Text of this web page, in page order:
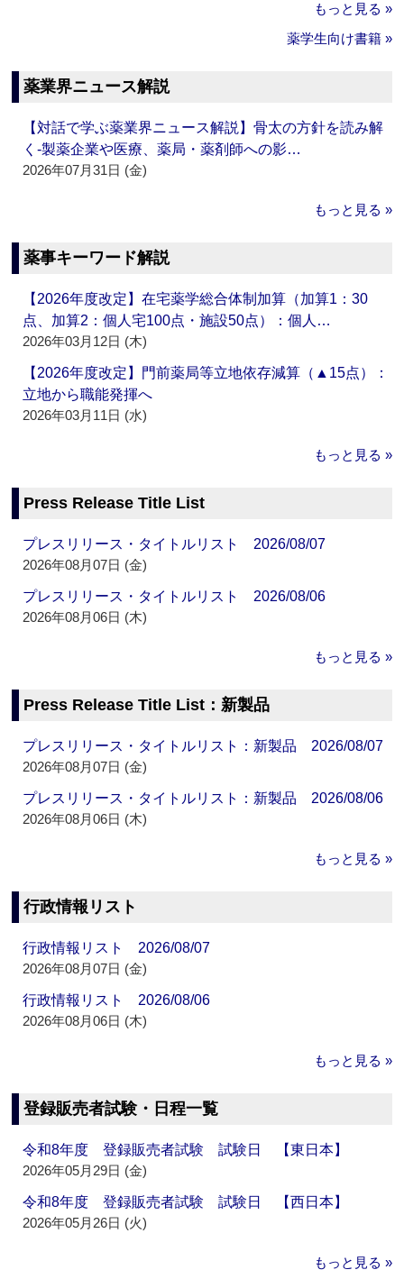
もっと見る »
薬学生向け書籍 »
薬業界ニュース解説
【対話で学ぶ薬業界ニュース解説】骨太の方針を読み解
く‐製薬企業や医療、薬局・薬剤師への影…
2026年07月31日 (金)
もっと見る »
薬事キーワード解説
【2026年度改定】在宅薬学総合体制加算（加算1：30
点、加算2：個人宅100点・施設50点）：個人…
2026年03月12日 (木)
【2026年度改定】門前薬局等立地依存減算（▲15点）：
立地から職能発揮へ
2026年03月11日 (水)
もっと見る »
Press Release Title List
プレスリリース・タイトルリスト 2026/08/07
2026年08月07日 (金)
プレスリリース・タイトルリスト 2026/08/06
2026年08月06日 (木)
もっと見る »
Press Release Title List：新製品
プレスリリース・タイトルリスト：新製品 2026/08/07
2026年08月07日 (金)
プレスリリース・タイトルリスト：新製品 2026/08/06
2026年08月06日 (木)
もっと見る »
行政情報リスト
行政情報リスト 2026/08/07
2026年08月07日 (金)
行政情報リスト 2026/08/06
2026年08月06日 (木)
もっと見る »
登録販売者試験・日程一覧
令和8年度 登録販売者試験 試験日 【東日本】
2026年05月29日 (金)
令和8年度 登録販売者試験 試験日 【西日本】
2026年05月26日 (火)
もっと見る »